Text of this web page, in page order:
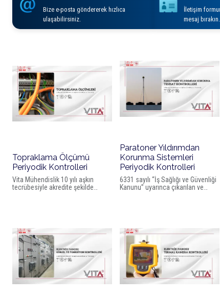
Bize e-posta göndererek hızlıca
ulaşabilirsiniz.
İletişim
mesaj bırakın.
Topraklama Ölçümü
Periyodik Kontrolleri
Vita Mühendislik 10 yılı aşkın
tecrübesiyle akredite şekilde
Paratoner Yıldırımdan
Korunma Sistemleri
Periyodik Kontrolleri
6331 sayılı “İş Sağlığı ve Güvenliği
Kanunu” uyarınca çıkarılan ve
ekipmanlarının kullanımı ile ilgili
sağlık ve güvenlik yönünden
uyulması gereken asgari şartlar
belirlenmiştir.
Paratoner yıldırımdan korunma
sistemleri uygunsuz yapılmış
ekipmanlarının kusurlu olarak